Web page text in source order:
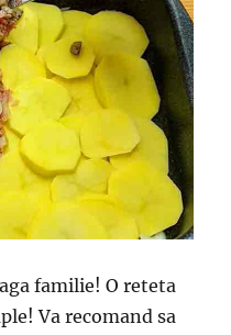
familie! O reteta
Va recomand sa